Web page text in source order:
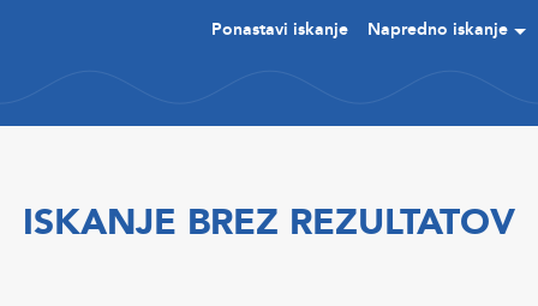
Ponastavi iskanje Napredno iskanje
ISKANJE BREZ REZULTATOV